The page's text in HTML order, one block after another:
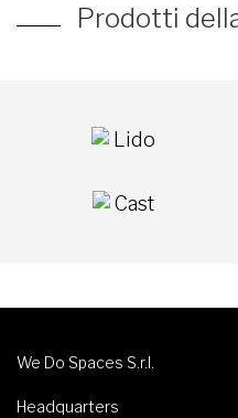
Prodotti
Lido
Cast
We Do Spaces S.r.l.
Headquarters